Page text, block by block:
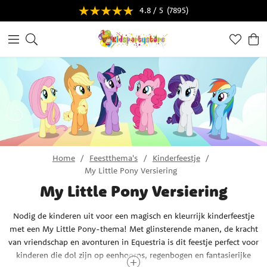
4.8 / 5 (7895)
Home Feestthema's
Kinderfeestje
My Little Pony Versiering
My Little Pony Versiering
Nodig de kinderen uit voor een magisch en kleurrijk kinderfeestje
met een My Little Pony-thema! Met glinsterende manen, de kracht
van vriendschap en avonturen in Equestria is dit feestje perfect voor
kinderen die dol zijn op eenhoorns, regenbogen en fantasierijke